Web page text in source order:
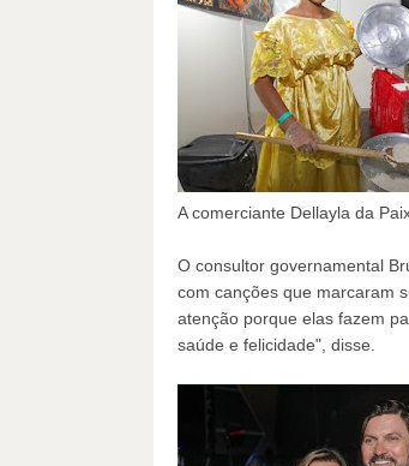
A comerciante Dellayla da
O consultor governamental
com canções que marcaram
atenção porque elas fazem
saúde e felicidade", disse.